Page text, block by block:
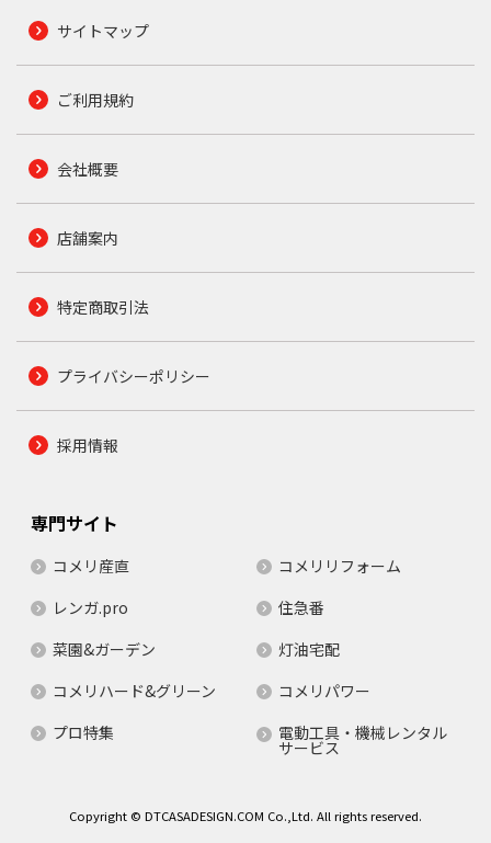
サイトマップ
ご利用規約
会社概要
店舗案内
特定商取引法
プライバシーポリシー
採用情報
専門サイト
コメリ産直
コメリリフォーム
レンガ.pro
住急番
菜園&ガーデン
灯油宅配
コメリハード&グリーン
コメリパワー
プロ特集
電動工具・機械レンタル
サービス
Copyright © DTCASADESIGN.COM Co.,Ltd. All rights reserved.